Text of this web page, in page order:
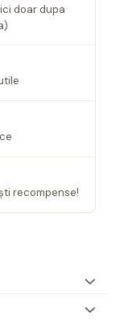
doar dupa
recompense!